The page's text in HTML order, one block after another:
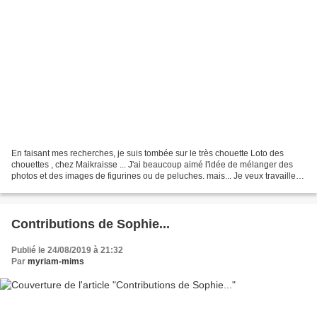
En faisant mes recherches, je suis tombée sur le très chouette Loto des
chouettes , chez Maikraisse ... J'ai beaucoup aimé l'idée de mélanger des
photos et des images de figurines ou de peluches. mais... Je veux travailler
Contributions de Sophie...
Publié le 24/08/2019 à 21:32
Par myriam-mims